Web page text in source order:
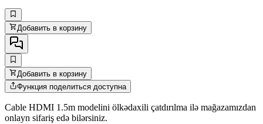
Добавить в корзину
Добавить в корзину
Функция поделиться доступна
Cable HDMI 1.5m modelini ölkədaxili çatdırılma ilə mağazamızdan
onlayn sifariş edə bilərsiniz.